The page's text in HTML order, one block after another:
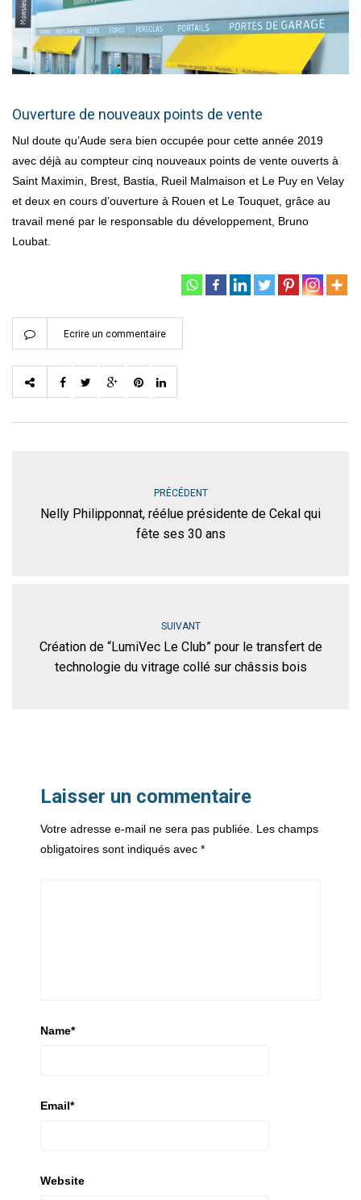
Ouverture de nouveaux points de vente
Nul doute qu’Aude sera bien occupée pour cette année 2019
avec déjà au compteur cinq nouveaux points de vente ouverts à
Saint Maximin, Brest, Bastia, Rueil Malmaison et Le Puy en Velay
et deux en cours d’ouverture à Rouen et Le Touquet, grâce au
travail mené par le responsable du développement, Bruno
Loubat.
Ecrire un commentaire
PRÉCÉDENT
Nelly Philipponnat, réélue présidente de Cekal qui
fête ses 30 ans
SUIVANT
Création de “LumiVec Le Club” pour le transfert de
technologie du vitrage collé sur châssis bois
Laisser un commentaire
Votre adresse e-mail ne sera pas publiée. Les champs
obligatoires sont indiqués avec *
Name*
Email*
Website